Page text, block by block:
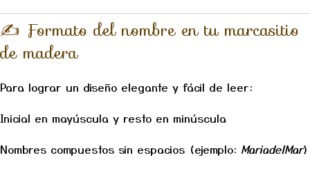
✍️ Formato del nombre en tu marcasitio
de madera
Para lograr un diseño elegante y fácil de leer:
Inicial en mayúscula y resto en minúscula
Nombres compuestos sin espacios (ejemplo: MariadelMar)